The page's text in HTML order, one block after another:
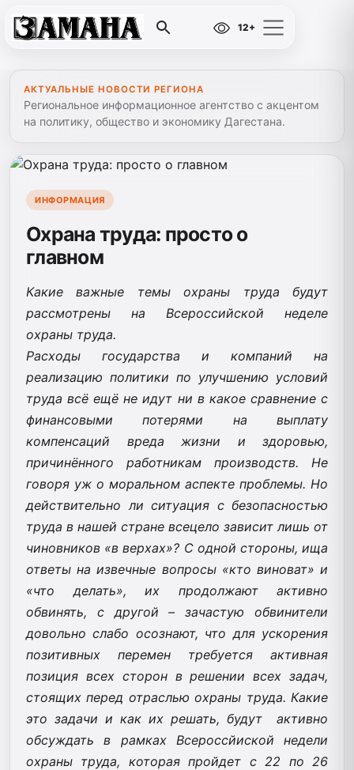
12+
АКТУАЛЬНЫЕ НОВОСТИ РЕГИОНА
Региональное информационное агентство с акцентом
на политику, общество и экономику Дагестана.
ИНФОРМАЦИЯ
Охрана труда: просто о
главном
Какие важные темы охраны труда будут
рассмотрены на Всероссийской неделе
охраны труда.
Расходы государства и компаний на
реализацию политики по улучшению условий
труда всё ещё не идут ни в какое сравнение с
финансовыми потерями на выплату
компенсаций вреда жизни и здоровью,
причинённого работникам производств. Не
говоря уж о моральном аспекте проблемы. Но
действительно ли ситуация с безопасностью
труда в нашей стране всецело зависит лишь от
чиновников «в верхах»? С одной стороны, ища
ответы на извечные вопросы «кто виноват» и
«что делать», их продолжают активно
обвинять, с другой – зачастую обвинители
довольно слабо осознают, что для ускорения
позитивных перемен требуется активная
позиция всех сторон в решении всех задач,
стоящих перед отраслью охраны труда. Какие
это задачи и как их решать, будут активно
обсуждать в рамках Всероссйиской недели
охраны труда, которая пройдет с 22 по 26